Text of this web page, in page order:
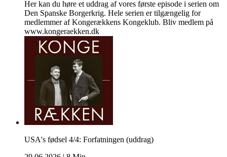
Her kan du høre et uddrag af vores første episode i serien om
Den Spanske Borgerkrig. Hele serien er tilgængelig for
medlemmer af Kongerækkens Kongeklub. Bliv medlem på
www.kongeraekken.dk
USA's fødsel 4/4: Forfatningen (uddrag)